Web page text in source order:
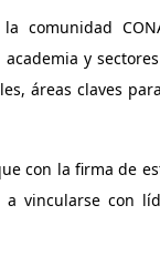
comunidad
y
áreas claves
con la firma de
vincularse con